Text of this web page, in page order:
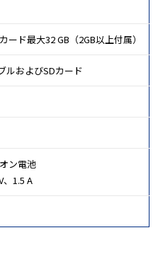
ード最大32 GB（2GB以上付属）
ルおよびSDカード
ン電池
、1.5 A